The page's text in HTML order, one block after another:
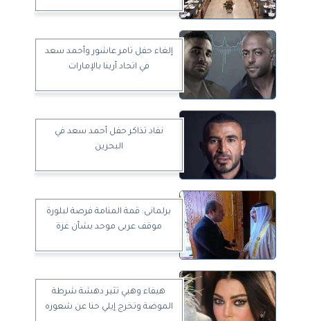
إلغاء حفل تامر عاشور وأحمد سعد
في اتحاد أرينا بالإمارات
نفاد تذاكر حفل أحمد سعد في
البحرين
برلمانى: قمة المنامة فرصة لبلورة
موقف عربى موحد بشأن غزة
هيفاء وهبي تثير دهشة شرطة
الموضة وتخرج إيلي حنا عن شعوره